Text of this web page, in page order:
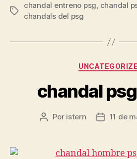
Etiquetas
chandal entreno psg, chandal
chandals del psg
chandal
Autor
entrada
Por istern
Fecha
entrada
11 de